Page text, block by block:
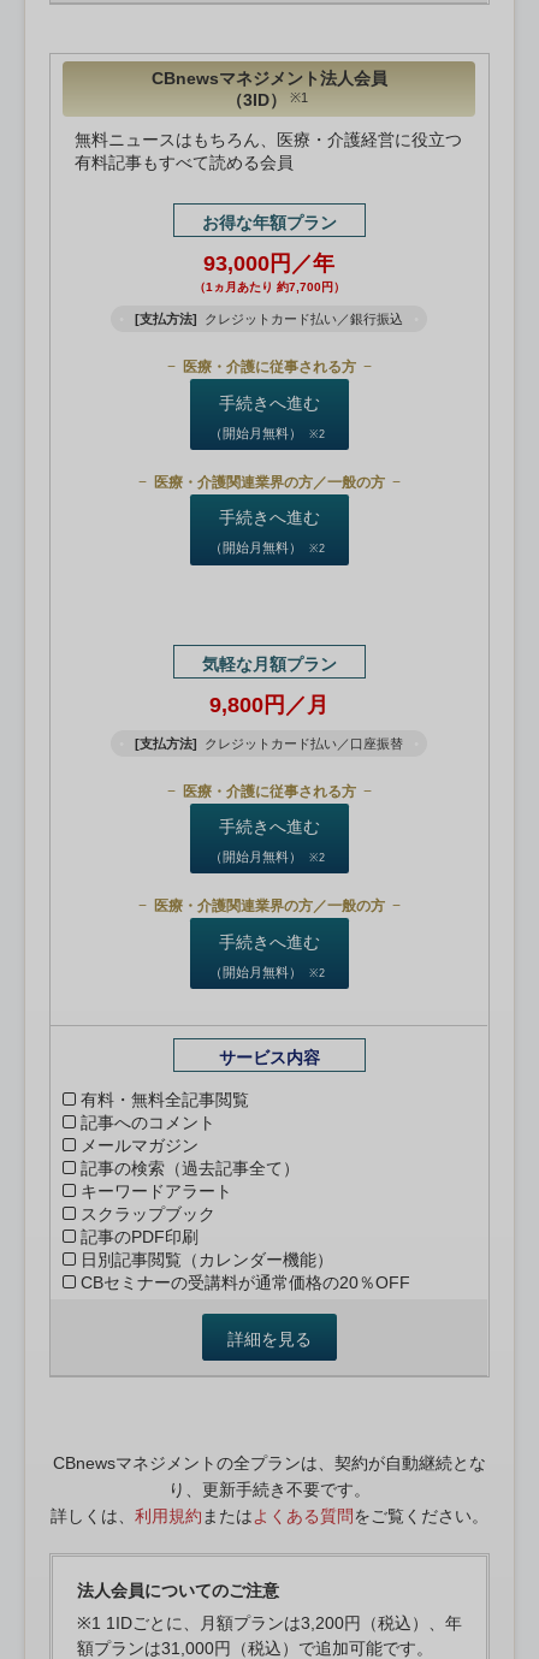
CBnewsマネジメント法人会員
（3ID）
※1
無料ニュースはもちろん、医療・介護経営に役立つ
有料記事もすべて読める会員
お得な年額プラン
93,000円／年
（1ヵ月あたり 約7,700円）
[支払方法] クレジットカード払い／銀行振込
医療・介護に従事される方
手続きへ進む
（開始月無料） ※2
医療・介護関連業界の方／一般の方
手続きへ進む
（開始月無料） ※2
気軽な月額プラン
9,800円／月
[支払方法] クレジットカード払い／口座振替
医療・介護に従事される方
手続きへ進む
（開始月無料） ※2
医療・介護関連業界の方／一般の方
手続きへ進む
（開始月無料） ※2
サービス内容
有料・無料全記事閲覧
記事へのコメント
メールマガジン
記事の検索（過去記事全て）
キーワードアラート
スクラップブック
記事のPDF印刷
日別記事閲覧（カレンダー機能）
CBセミナーの受講料が通常価格の20％OFF
詳細を見る
CBnewsマネジメントの全プランは、契約が自動継続とな
り、更新手続き不要です。
詳しくは、 利用規約 またはよくある質問をご覧ください。
法人会員についてのご注意
※1 1IDごとに、月額プランは3,200円（税込）、年
額プランは31,000円（税込）で追加可能です。